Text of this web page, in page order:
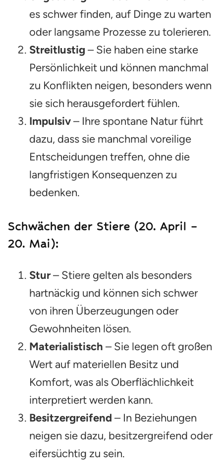
es schwer finden, auf Dinge zu warten
oder langsame Prozesse zu tolerieren.
Streitlustig – Sie haben eine starke
Persönlichkeit und können manchmal
zu Konflikten neigen, besonders wenn
sie sich herausgefordert fühlen.
Impulsiv– Ihre spontane Natur führt
dazu, dass sie manchmal voreilige
Entscheidungen treffen, ohne die
langfristigen Konsequenzen zu
bedenken.
Schwächen der Stiere (20. April –
20. Mai):
Stur– Stiere gelten als besonders
hartnäckig und können sich schwer
von ihren Überzeugungen oder
Gewohnheiten lösen.
Materialistisch – Sie legen oft großen
Wert auf materiellen Besitz und
Komfort, was als Oberflächlichkeit
interpretiert werden kann.
Besitzergreifend – In Beziehungen
neigen sie dazu, besitzergreifend oder
eifersüchtig zu sein.